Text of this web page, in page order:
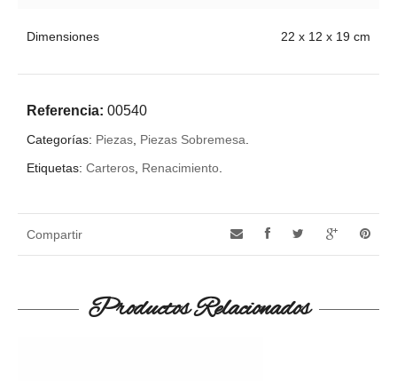
Dimensiones 22 x 12 x 19 cm
Referencia: 00540
Categorías: Piezas, Piezas Sobremesa.
Etiquetas: Carteros, Renacimiento.
Compartir
Productos Relacionados